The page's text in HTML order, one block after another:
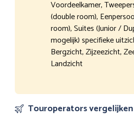
Voordeelkamer,
(double room),
room), Suites (Junior /
mogelijk) specifieke
Bergzicht, Zijzeezicht,
Landzicht
Touroperators vergelijken